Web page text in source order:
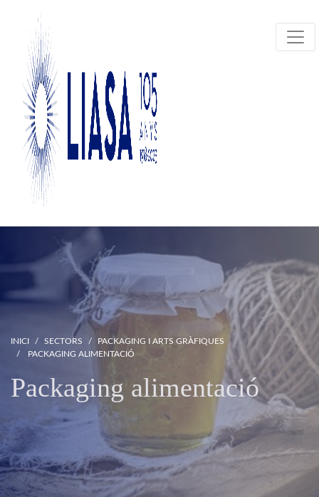
INICI SECTORS
PACKAGING I ARTS GRÀFIQUES
PACKAGING ALIMENTACIÓ
Packaging alimentació